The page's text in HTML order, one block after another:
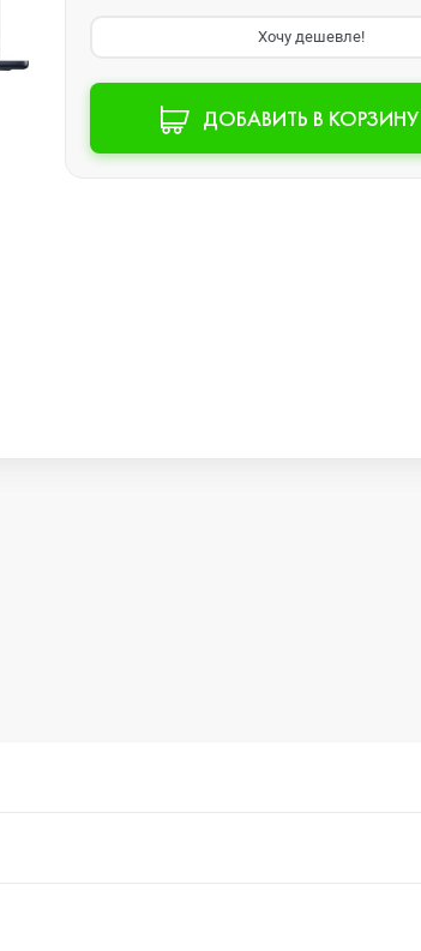
Watch SE 2
Watch SE
Хочу дешевле!
ДОБАВИТЬ В КОРЗИНУ